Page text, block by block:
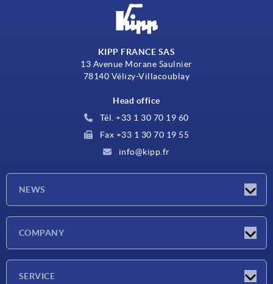
KIPP FRANCE SAS
13 Avenue Morane Saulnier
78140 Vélizy-Villacoublay
Head office
Tél. +33 1 30 70 19 60
Fax +33 1 30 70 19 55
info@kipp.fr
NEWS
COMPANY
SERVICE